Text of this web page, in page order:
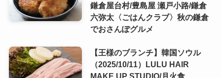
鎌倉屋台村/豊島屋 瀬戸小路/鎌倉
六弥太〈ごはんクラブ〉秋の鎌倉
でおさんぽグルメ
【王様のブランチ】韓国ソウル
（2025/10/11）LULU HAIR
MAKE UP STUDIO/月火食